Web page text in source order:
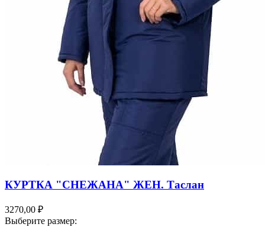
КУРТКА "СНЕЖАНА" ЖЕН. Таслан
3270,00 ₽
Выберите размер: